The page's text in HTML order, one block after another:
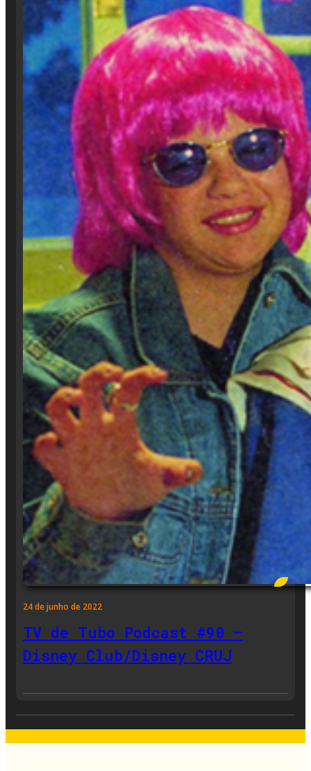
24 de junho de 2022
TV de Tubo Podcast #90 –
Disney Club/Disney CRUJ